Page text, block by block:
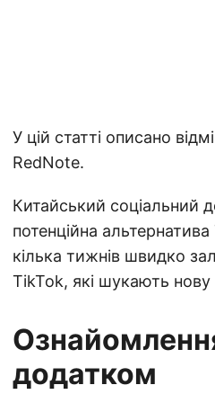
У цій статті описано
RedNote.
Китайський соціальний
потенційна
кілька тижнів швидко
TikTok, які шукають
додатком